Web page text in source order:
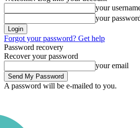
your
your
Forgot your password? Get help
Password recovery
Recover your password
your email
A password will be e-mailed to you.